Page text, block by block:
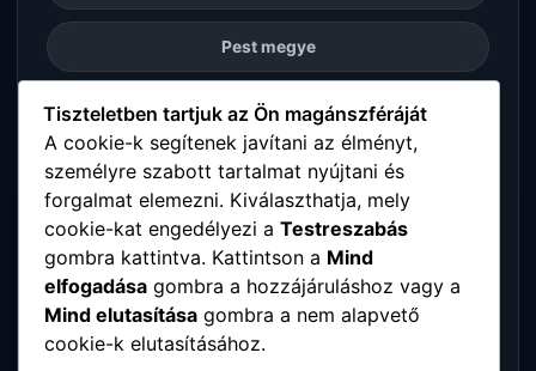
Pest megye
Somogy megye
Szabolcs-Szatmár-Bereg megye
Tolna megye
Vas megye
Veszprém megye
Tiszteletben tartjuk az Ön magánszféráját
A cookie-k segítenek javítani az élményt,
személyre szabott tartalmat nyújtani és
forgalmat elemezni. Kiválaszthatja, mely
cookie-kat engedélyezi a Testreszabás
gombra kattintva. Kattintson a Mind
elfogadása gombra a hozzájáruláshoz vagy a
Mind elutasítása gombra a nem alapvető
cookie-k elutasításához.